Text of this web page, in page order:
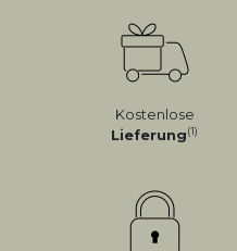
Kostenlose
Lieferung(1)